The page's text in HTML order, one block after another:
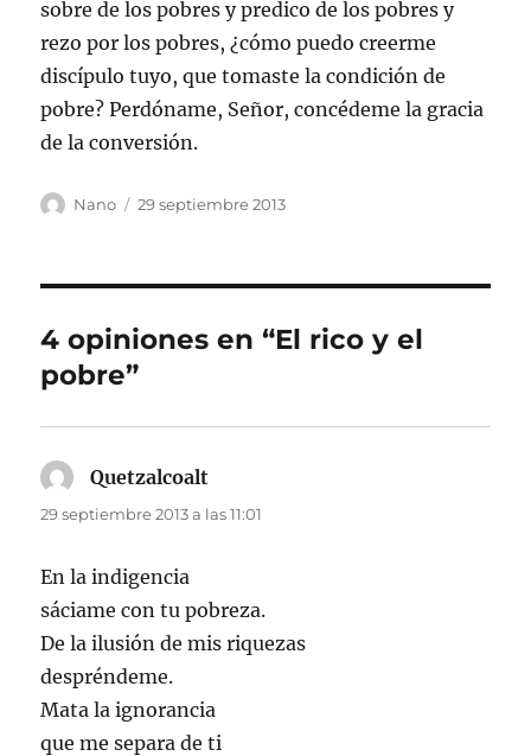
sobre de los pobres y predico de los pobres y
rezo por los pobres, ¿cómo puedo creerme
discípulo tuyo, que tomaste la condición de
pobre? Perdóname, Señor, concédeme la gracia
de la conversión.
Autor
Nano
Publicado
29 septiembre 2013
4 opiniones en “El rico y el
pobre”
Quetzalcoalt
29 septiembre 2013 a las 11:01
En la indigencia
sáciame con tu pobreza.
De la ilusión de mis riquezas
despréndeme.
Mata la ignorancia
que me separa de ti